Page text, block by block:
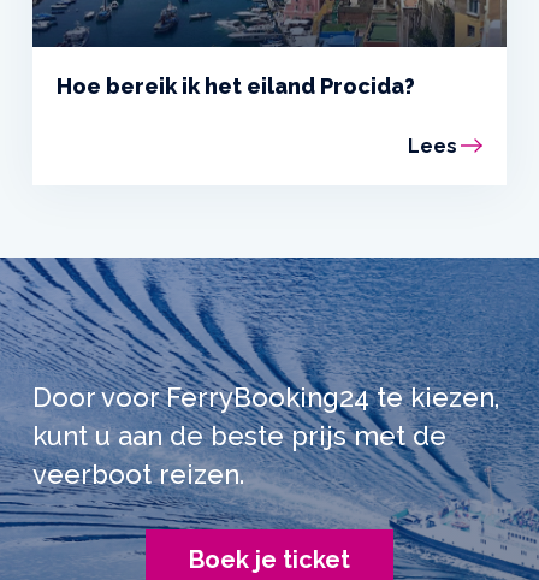
Hoe bereik ik het eiland Procida?
Lees
Door voor FerryBooking24 te kiezen,
kunt u aan de beste prijs met de
veerboot reizen.
Boek je ticket